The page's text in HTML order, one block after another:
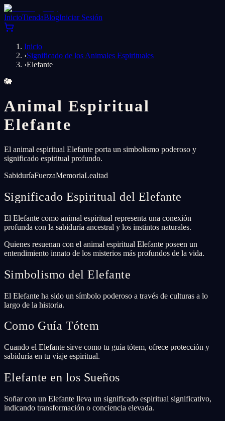
InicioTiendaBlogIniciar Sesión
Inicio
›Significado de los Animales Espirituales
›Elefante
🐘
Animal Espiritual
Elefante
El animal espiritual Elefante porta un simbolismo poderoso y
significado espiritual profundo.
SabiduríaFuerzaMemoriaLealtad
Significado Espiritual del Elefante
El Elefante como animal espiritual representa una conexión
profunda con la sabiduría ancestral y los instintos naturales.
Quienes resuenan con el animal espiritual Elefante poseen un
entendimiento innato de los misterios más profundos de la vida.
Simbolismo del Elefante
El Elefante ha sido un símbolo poderoso a través de culturas a lo
largo de la historia.
Como Guía Tótem
Cuando el Elefante sirve como tu guía tótem, ofrece protección y
sabiduría en tu viaje espiritual.
Elefante en los Sueños
Soñar con un Elefante lleva un significado espiritual significativo,
indicando transformación o conciencia elevada.